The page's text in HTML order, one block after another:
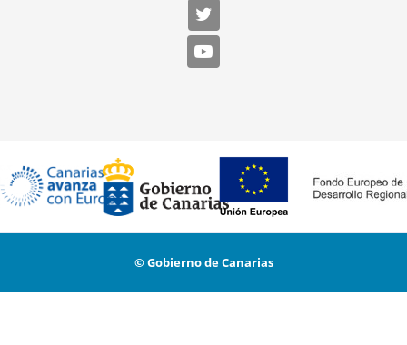
© Gobierno de Canarias